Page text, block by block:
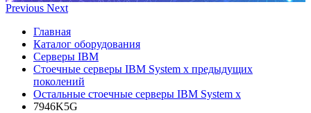
Previous Next
Главная
Каталог оборудования
Серверы IBM
Стоечные серверы IBM System x предыдущих
поколений
Остальные стоечные серверы IBM System x
7946K5G